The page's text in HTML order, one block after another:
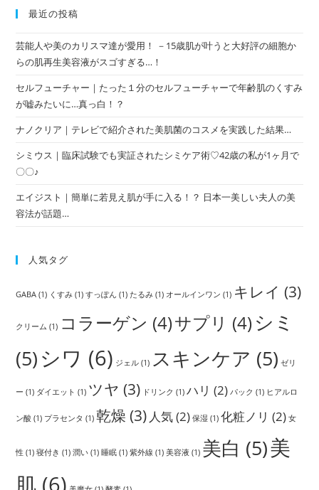
最近の投稿
芸能人や美のカリスマ達が愛用！ －15歳肌が叶うと大好評の細胞か
らの肌再生美容液がスゴすぎる…！
セルフューチャー｜たった１分のセルフューチャーで年齢肌のくすみ
が嘘みたいに…真っ白！？
ナノクリア｜テレビで紹介された美肌菌のコスメを実践した結果…
シミウス｜臨床試験でも実証されたシミケア術♡42歳の私が1ヶ月で
〇〇♪
エイジスト｜簡単に若見え肌が手に入る！？ 日本一美しい夫人の美
容法が話題…
人気タグ
GABA (1) くすみ (1) すっぽん (1) たるみ (1) オールインワン (1) キレイ (3)
クリーム (1) コラーゲン (4)サプリ (4)シミ
(5)シワ (6) ジェル (1) スキンケア (5) ゼリ
ー (1) ダイエット (1) ツヤ (3) ドリンク (1) ハリ (2) パック (1) ヒアルロ
ン酸 (1) プラセンタ (1) 乾燥 (3) 人気(2) 保湿 (1) 化粧ノリ (2) 女
性 (1) 寝付き (1) 潤い (1) 睡眠 (1) 紫外線 (1) 美容液 (1) 美白 (5)美